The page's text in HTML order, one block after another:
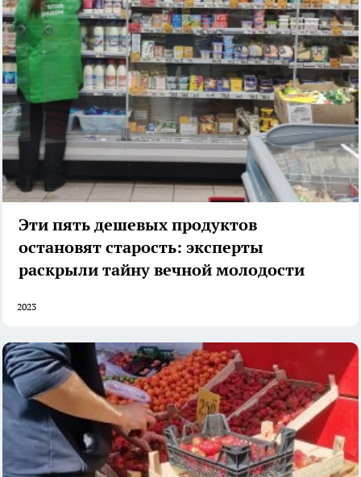
Эти пять дешевых продуктов
остановят старость: эксперты
раскрыли тайну вечной молодости
2023